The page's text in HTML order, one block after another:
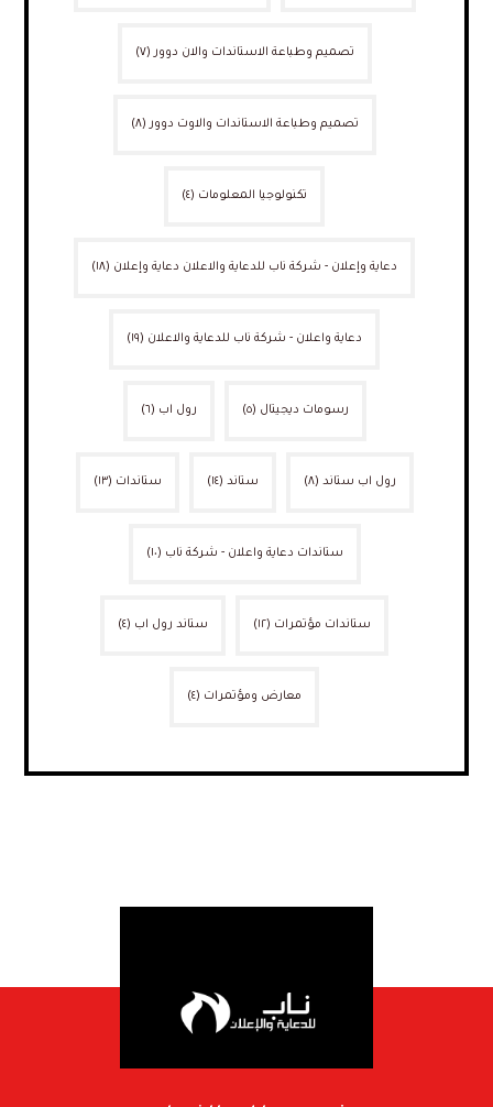
تصميم وطباعة الاستاندات والان دوور (٧)
تصميم وطباعة الاستاندات والاوت دوور (٨)
تكنولوجيا المعلومات (٤)
دعاية وإعلان - شركة ناب للدعاية والاعلان دعاية وإعلان (١٨)
دعاية واعلان - شركة ناب للدعاية والاعلان (١٩)
رسومات ديجيتال (٥) رول اب (٦)
رول اب ستاند (٨) ستاند (١٤) ستاندات (١٣)
ستاندات دعاية واعلان - شركة ناب (١٠)
ستاندات مؤتمرات (١٢) ستاند رول اب (٤)
معارض ومؤتمرات (٤)